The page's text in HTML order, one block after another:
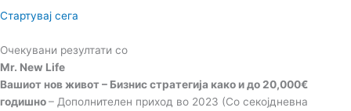
Стартувај сега
Очекувани резултати со
Mr. New Life
Вашиот нов живот – Бизнис стратегија како и до 20,000€
годишно– Дополнителен приход во 2023 (Со секојдневна